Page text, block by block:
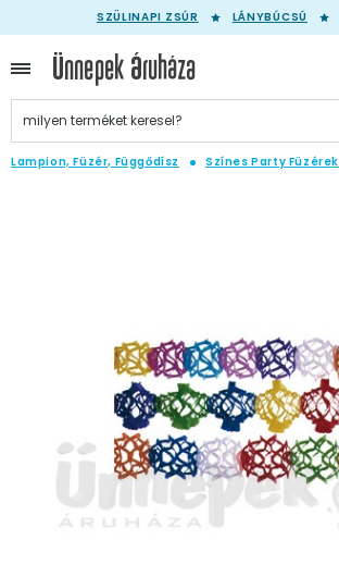
SZÜLINAPI ZSÚR LÁNYBÚCSÚ
Lampion, Füzér, Függődísz Színes Party Füzérek